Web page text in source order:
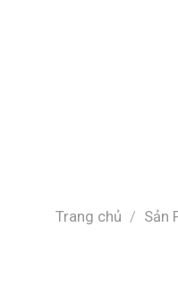
Trang chủ / Sản